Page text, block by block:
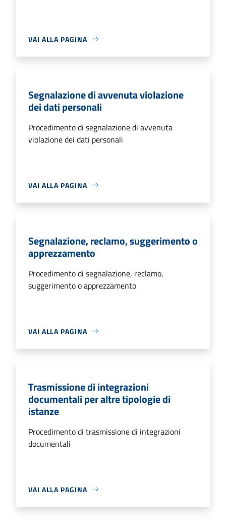
VAI ALLA PAGINA
Segnalazione di avvenuta violazione
dei dati personali
Procedimento di segnalazione di avvenuta
violazione dei dati personali
VAI ALLA PAGINA
Segnalazione, reclamo, suggerimento o
apprezzamento
Procedimento di segnalazione, reclamo,
suggerimento o apprezzamento
VAI ALLA PAGINA
Trasmissione di integrazioni
documentali per altre tipologie di
istanze
Procedimento di trasmissione di integrazioni
documentali
VAI ALLA PAGINA